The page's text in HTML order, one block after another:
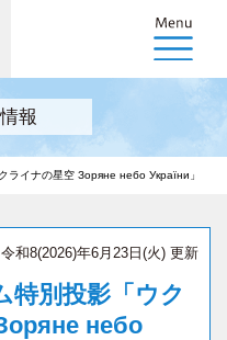
報
ライナの星空 Зоряне небо України」
令和8(2026)年6月23日(火) 更新
特別投影「ウク
небо